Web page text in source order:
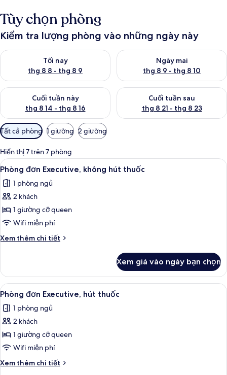
Tùy chọn phòng
Kiểm tra lượng phòng vào những ngày này
Tối nay
thg 8 8 - thg 8 9
Kiểm tra lượng phòng tối nay từ thg 8 8 - thg 8 9
Ngày mai
thg 8 9 - thg 8 10
Kiểm tra lượng phòng ngày
Cuối tuần này
thg 8 14 - thg 8 16
Kiểm tra lượng phòng cuối tuần này từ thg 8 14 - thg 8 16
Cuối tuần sau
thg 8 21 - thg 8 23
Kiểm tra lượng phòng cuối
Bộ
lọc
có
thể
dùng
để
lọc
tìm
phòng
Tất cả phòng 1 giường 2 giường
Hiển thị 7 trên 7 phòng
Xem
tất
cả
ảnh
Phòng
đơn
Executive,
không
thuốc
Két bảo mật tại phòng, bàn, truy
4
Phòng đơn Executive, không hút thuốc
1 phòng ngủ
2 khách
1 giường cỡ queen
Wifi miễn phí
Xem thêm chi tiết
Chi
Phòng
đơn
Executive,
không
hút
thuốc
Xem giá vào ngày bạn chọn
Xem
tất
cả
ảnh
Phòng
đơn
Executive,
hút
Két bảo mật tại phòng, bàn, truy
4
Phòng đơn Executive, hút thuốc
1 phòng ngủ
2 khách
1 giường cỡ queen
Wifi miễn phí
Xem thêm chi tiết
Chi